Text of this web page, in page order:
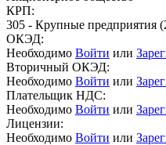
КРП:
305 - Крупные предприятия
ОКЭД:
Необходимо Войти или
Вторичный ОКЭД:
Необходимо Войти или
Плательщик НДС:
Необходимо Войти или
Лицензии:
Необходимо Войти или